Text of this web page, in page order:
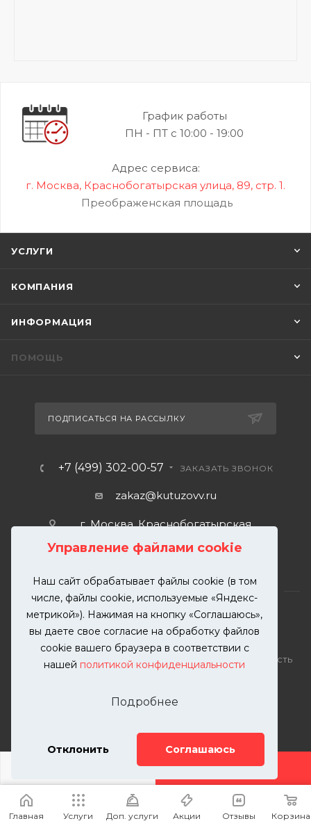
Управление файлами cookie
Наш сайт обрабатывает файлы cookie (в том
числе, файлы cookie, используемые «Яндекс-
метрикой»). Нажимая на кнопку «Соглашаюсь»,
вы даете свое согласие на обработку файлов
cookie вашего браузера в соответствии с
нашей политикой конфиденциальности
Подробнее
Отклонить Соглашаюсь
ДОБАВИТЬ УСЛУГУ
График работы
ПН - ПТ с 10:00 - 19:00
Адрес сервиса:
г. Москва, Краснобогатырская улица, 89, стр. 1.
Преображенская площадь
УСЛУГИ
КОМПАНИЯ
ИНФОРМАЦИЯ
ПОМОЩЬ
ПОДПИСАТЬСЯ НА РАССЫЛКУ
+7 (499) 302-00-57 ЗАКАЗАТЬ ЗВОНОК
zakaz@kutuzovv.ru
г. Москва, Краснобогатырская
2026 © KUTUZOVV | Кузовной ремонт и покраска
автомобилей. Вся информация на сайте – собственность
разрешения запрещена. Все права защищены.
Телефон: 8(499)-302-00-57
Главная Услуги Доп. услуги Акции Отзывы Корзина